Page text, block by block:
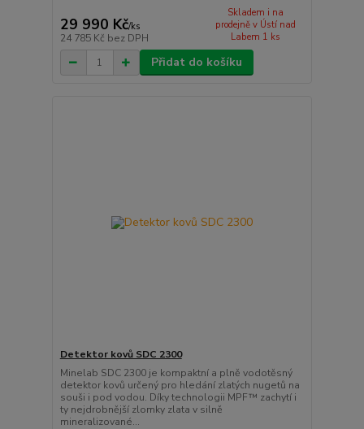
29 990 Kč/ks
24 785 Kč bez DPH
Skladem i na
prodejně v Ústí nad
Labem 1 ks
Přidat do košíku
Detektor kovů SDC 2300
Minelab SDC 2300 je kompaktní a plně vodotěsný
detektor kovů určený pro hledání zlatých nugetů na
souši i pod vodou. Díky technologii MPF™ zachytí i
ty nejdrobnější zlomky zlata v silně
mineralizované...